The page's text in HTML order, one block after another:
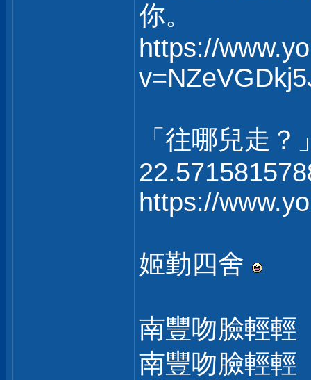
你。
https://
「往哪兒走？
https://
姬勤四舍
南豐吻臉輕
南豐吻臉輕